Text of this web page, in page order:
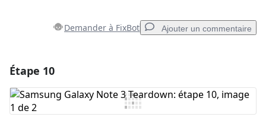
Demander à FixBot Ajouter un commentaire
Ajouter un commentaire
Étape 10